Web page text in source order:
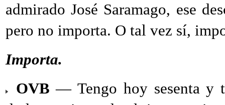
admirado José Saramago, ese
pero no importa. O tal vez sí,
Importa.
OVB — Tengo hoy sesenta y